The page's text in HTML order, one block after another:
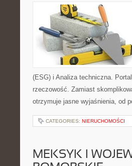
(ESG) i Analiza techniczna.
rzeczowość. Zamiast
otrzymuje jasne wyjaśnienia, od
CATEGORIES: NIERUCHOMOŚCI
MEKSYK I